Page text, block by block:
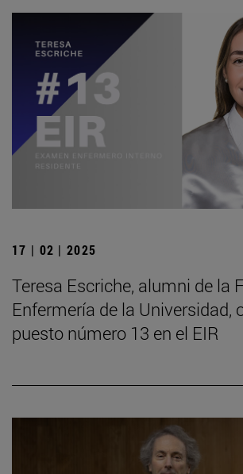
17 | 02 | 2025
Teresa Escriche, alumni de la
Enfermería de la Universidad,
puesto número 13 en el EIR